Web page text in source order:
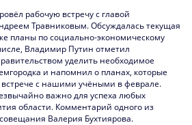
рабочую встречу с главой
Травниковым. Обсуждалась текущая
планы по социально-экономическому
Владимир Путин отметил
уделить необходимое
и напомнил о планах, которые
с нашими учёными в феврале.
важно для успеха любых
области. Комментарий одного из
Валерия Бухтиярова.